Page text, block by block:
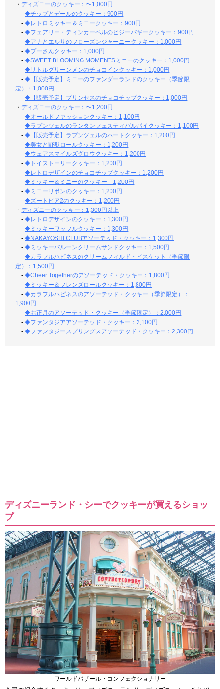
・ディズニーのクッキー：〜1,000円
-◆チップとデールのクッキー：900円
-◆レトロミッキー＆ミニークッキー：900円
-◆フェアリー・ティンカーベルのビジーバギークッキー：900円
-◆アナとエルサのフローズンジャーニークッキー：1,000円
-◆プーさんクッキー：1,000円
-◆SWEET BLOOMING MOMENTSミニーのクッキー：1,000円
-◆リトルグリーンメンのチョコインクッキー：1,000円
-◆【販売予定】ミニーのファンダーランドのクッキー（季節限
定）：1,000円
-◆【販売予定】プリンセスのチョコチップクッキー：1,000円
・ディズニーのクッキー：〜1,200円
-◆オールドファッションクッキー：1,100円
-◆ラプンツェルのランタンフェスティバルパイクッキー：1,100円
-◆【販売予定】ラプンツェルのハートクッキー：1,200円
-◆美女と野獣ロールクッキー：1,200円
-◆ウェアスマイルズグロウクッキー：1,200円
-◆トイストーリークッキー：1,200円
-◆レトロデザインのチョコチップクッキー：1,200円
-◆ミッキー＆ミニーのクッキー：1,200円
-◆ミニーリボンのクッキー：1,200円
-◆ズートピア2のクッキー：1,200円
・ディズニーのクッキー：1,300円以上
-◆レトロデザインのクッキー：1,300円
-◆ミッキーワッフルクッキー：1,300円
-◆NAKAYOSHI CLUBアソーテッド・クッキー：1,300円
-◆ミッキーバルーンクリームサンドクッキー：1,500円
-◆カラフルハピネスのクリームフィルド・ビスケット（季節限
定）：1,500円
-◆Cheer Togetherのアソーテッド・クッキー：1,800円
-◆ミッキー＆フレンズロールクッキー：1,800円
-◆カラフルハピネスのアソーテッド・クッキー（季節限定）：
1,900円
-◆お正月のアソーテッド・クッキー（季節限定）：2,000円
-◆ファンタジアアソーテッド・クッキー：2,100円
-◆ファンタジースプリングスアソーテッド・クッキー：2,300円
ディズニーランド・シーでクッキーが買えるショッ
プ
ワールドバザール・コンフェクショナリー